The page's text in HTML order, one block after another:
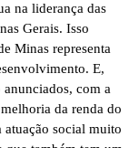
na liderança das
Gerais. Isso
Minas representa
E,
anunciados, com a
da renda do
atuação social muito